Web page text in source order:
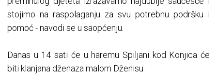
stojimo na raspolaganju za svu potrebnu podršku i
pomoć - navodi se u saopćenju.
Danas u 14 sati će u haremu Spiljani kod Konjica će
biti klanjana dženaza malom Dženisu.